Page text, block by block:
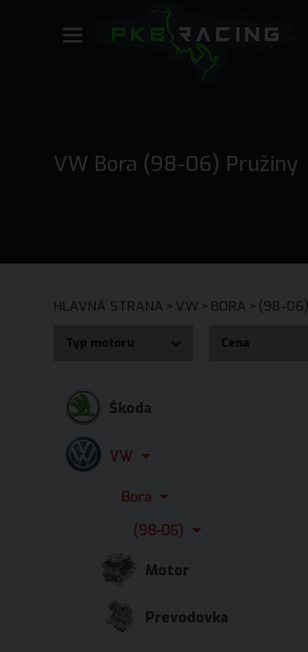
VW Bora (98-06) Pružiny
HLAVNÁ STRANA > VW > BORA > (98-06)
Typ motoru Cena
Škoda
VW
Bora
(98-06)
Motor
Prevodovka